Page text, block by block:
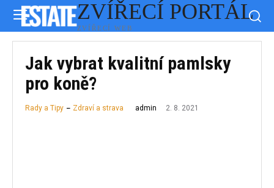
ZVÍŘECÍ PORTÁL
ZVÍŘECÍ WEB
Jak vybrat kvalitní pamlsky
pro koně?
Rady a Tipy Zdraví a strava admin 2. 8. 2021